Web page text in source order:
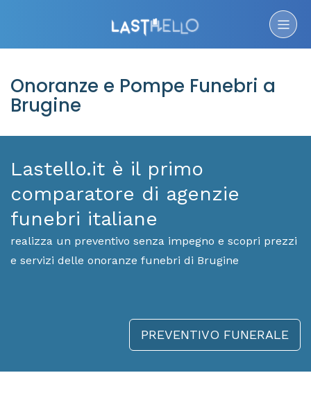
Onoranze e Pompe Funebri a
Brugine
Lastello.it è il primo
comparatore di agenzie
funebri italiane
realizza un preventivo senza impegno e scopri prezzi
e servizi delle onoranze funebri di Brugine
PREVENTIVO FUNERALE